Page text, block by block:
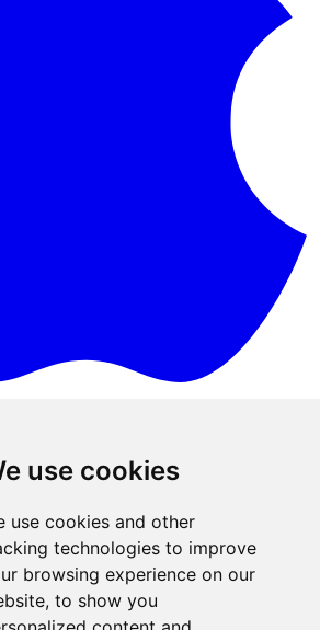
use cookies
use cookies and other
technologies to improve
browsing experience on our
to show you